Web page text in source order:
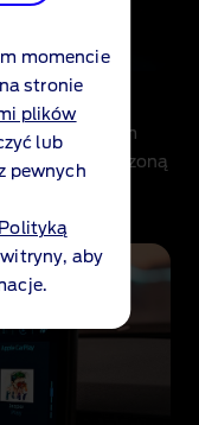
momencie
stronie
plików
lub
pewnych
Polityką
witryny, aby
B&O Premium
moc zwiększoną
w przednich